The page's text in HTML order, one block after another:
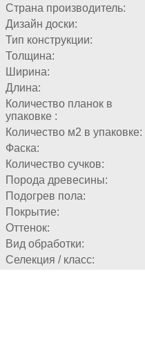
Страна производитель:
Дизайн доски:
Тип конструкции:
Толщина:
Ширина:
Длина:
Количество планок в
упаковке :
Количество м2 в упаковке:
Фаска:
Количество сучков:
Порода древесины:
Подогрев пола:
Покрытие:
Оттенок:
Вид обработки:
Селекция / класс: